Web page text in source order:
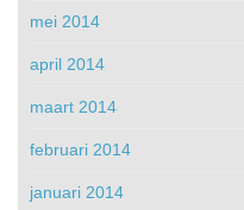
mei 2014
april 2014
maart 2014
februari 2014
januari 2014